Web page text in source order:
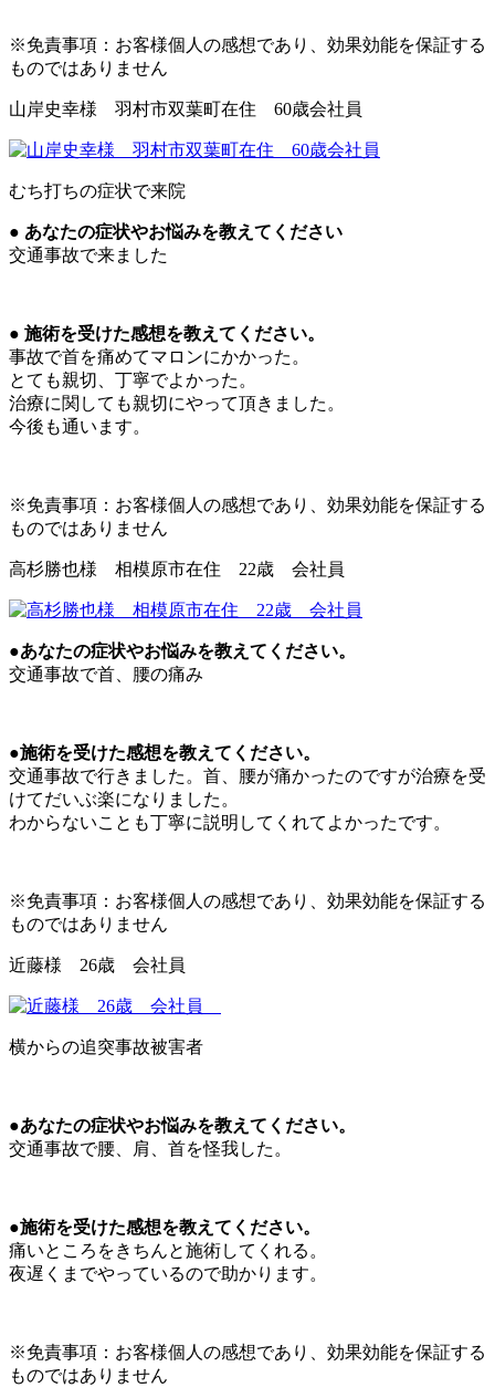
※免責事項：お客様個人の感想であり、効果効能を保証する
ものではありません
山岸史幸様 羽村市双葉町在住 60歳会社員
むち打ちの症状で来院
● あなたの症状やお悩みを教えてください
交通事故で来ました
● 施術を受けた感想を教えてください。
事故で首を痛めてマロンにかかった。
とても親切、丁寧でよかった。
治療に関しても親切にやって頂きました。
今後も通います。
※免責事項：お客様個人の感想であり、効果効能を保証する
ものではありません
高杉勝也様 相模原市在住 22歳 会社員
●あなたの症状やお悩みを教えてください。
交通事故で首、腰の痛み
●施術を受けた感想を教えてください。
交通事故で行きました。首、腰が痛かったのですが治療を受
けてだいぶ楽になりました。
わからないことも丁寧に説明してくれてよかったです。
※免責事項：お客様個人の感想であり、効果効能を保証する
ものではありません
近藤様 26歳 会社員
横からの追突事故被害者
●あなたの症状やお悩みを教えてください。
交通事故で腰、肩、首を怪我した。
●施術を受けた感想を教えてください。
痛いところをきちんと施術してくれる。
夜遅くまでやっているので助かります。
※免責事項：お客様個人の感想であり、効果効能を保証する
ものではありません